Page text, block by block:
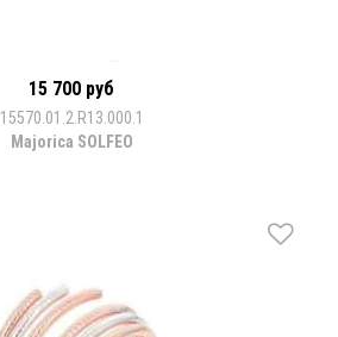
15 700 руб
15570.01.2.R13.000.1
Majorica SOLFEO